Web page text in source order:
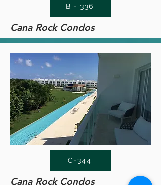
B - 336
Cana Rock Condos
C-344
Cana Rock Condos